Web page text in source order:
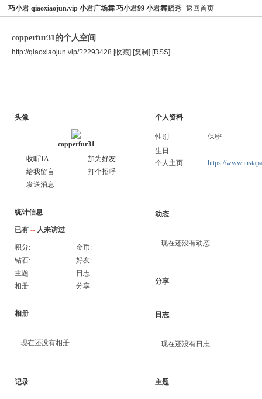
巧小君 qiaoxiaojun.vip 小君广场舞 巧小君99 小君舞蹈秀 返回首页
copperfur31的个人空间
http://qiaoxiaojun.vip/?2293428 [收藏] [复制] [RSS]
头像
copperfur31
收听TA
加为好友
给我留言
打个招呼
发送消息
统计信息
已有 -- 人来访过
积分: -- 金币: --
钻石: -- 好友: --
主题: -- 日志: --
相册: -- 分享: --
相册
现在还没有相册
记录
个人资料
性别
保密
生日
个人主页
https://
动态
现在还没有动态
分享
日志
现在还没有日志
主题